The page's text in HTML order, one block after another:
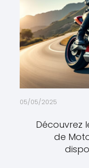
05/05/2025
Découvrez
de